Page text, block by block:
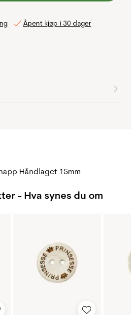
Åpent kjøp i 30 dager
Håndlaget 15mm
- Hva synes du om